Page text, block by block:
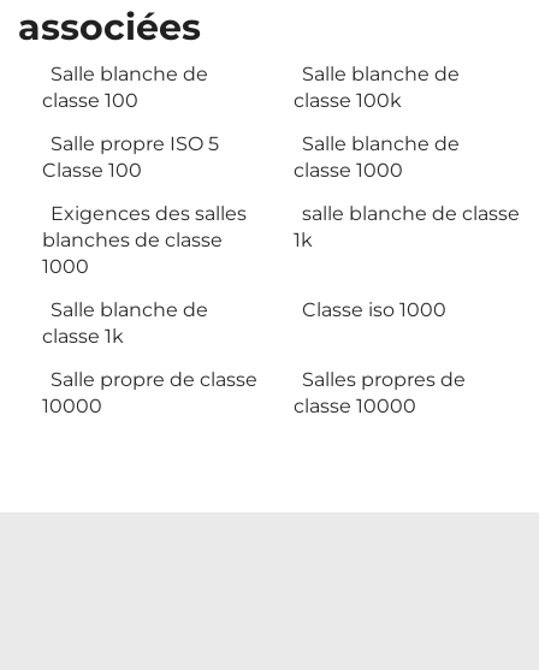
associées
Salle blanche de
classe 100
Salle blanche de
classe 100k
Salle propre ISO 5
Classe 100
Salle blanche de
classe 1000
Exigences des salles
blanches de classe
1000
salle blanche de classe
1k
Salle blanche de
classe 1k
Classe iso 1000
Salle propre de classe
10000
Salles propres de
classe 10000